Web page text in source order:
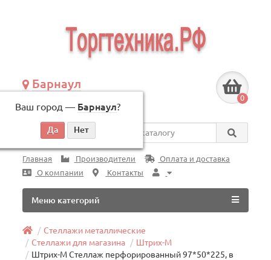
Барнаул
Ваш город — Барнаул?
по будням, с 09:00 до 18:00
0
Везде
Главная Производители
Оплата и доставка
О компании
Контакты
Меню категорий
Стеллажи металлические
Стеллажи для магазина
Штрих-М
Штрих-М Стеллаж перфорированный 97*50*225, в